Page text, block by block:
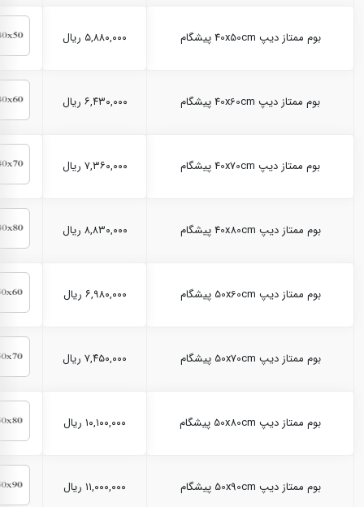
بوم ممتاز دیپ 40x50cm پیشگام ۵,۸۸۰,۰۰۰ ریال
بوم ممتاز دیپ 40x60cm پیشگام ۶,۴۳۰,۰۰۰ ریال
بوم ممتاز دیپ 40x70cm پیشگام ۷,۳۶۰,۰۰۰ ریال
بوم ممتاز دیپ 40x80cm پیشگام ۸,۸۳۰,۰۰۰ ریال
بوم ممتاز دیپ 50x60cm پیشگام ۶,۹۸۰,۰۰۰ ریال
بوم ممتاز دیپ 50x70cm پیشگام ۷,۴۵۰,۰۰۰ ریال
بوم ممتاز دیپ 50x80cm پیشگام ۱۰,۱۰۰,۰۰۰ ریال
بوم ممتاز دیپ 50x90cm پیشگام ۱۱,۰۰۰,۰۰۰ ریال